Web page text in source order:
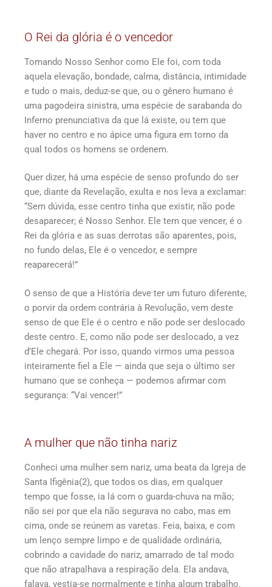
O Rei da glória é o vencedor
Tomando Nosso Senhor como Ele foi, com toda
aquela elevação, bondade, calma, distância, intimidade
e tudo o mais, deduz-se que, ou o gênero humano é
uma pagodeira sinistra, uma espécie de sarabanda do
Inferno prenunciativa da que lá existe, ou tem que
haver no centro e no ápice uma figura em torno da
qual todos os homens se ordenem.
Quer dizer, há uma espécie de senso profundo do ser
que, diante da Revelação, exulta e nos leva a exclamar:
“Sem dúvida, esse centro tinha que existir, não pode
desaparecer; é Nosso Senhor. Ele tem que vencer, é o
Rei da glória e as suas derrotas são aparentes, pois,
no fundo delas, Ele é o vencedor, e sempre
reaparecerá!”
O senso de que a História deve ter um futuro diferente,
o porvir da ordem contrária à Revolução, vem deste
senso de que Ele é o centro e não pode ser deslocado
deste centro. E, como não pode ser deslocado, a vez
d’Ele chegará. Por isso, quando virmos uma pessoa
inteiramente fiel a Ele — ainda que seja o último ser
humano que se conheça — podemos afirmar com
segurança: “Vai vencer!”
A mulher que não tinha nariz
Conheci uma mulher sem nariz, uma beata da Igreja de
Santa Ifigênia(2), que todos os dias, em qualquer
tempo que fosse, ia lá com o guarda-chuva na mão;
não sei por que ela não segurava no cabo, mas em
cima, onde se reúnem as varetas. Feia, baixa, e com
um lenço sempre limpo e de qualidade ordinária,
cobrindo a cavidade do nariz, amarrado de tal modo
que não atrapalhava a respiração ­dela. Ela andava,
falava, vestia-se normalmente e tinha algum trabalho.